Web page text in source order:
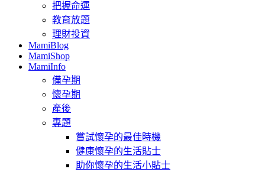
把握命運
教育放題
理財投資
MamiBlog
MamiShop
MamiInfo
備孕期
懷孕期
產後
專題
嘗試懷孕的最佳時機
健康懷孕的生活貼士
助你懷孕的生活小貼士